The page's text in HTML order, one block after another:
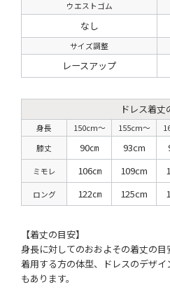
ウエストゴム
なし
サイズ調整
レースアップ
ドレス着丈
身長 150cm〜 155cm〜
膝丈
90㎝ 93cm
ミモレ 106㎝ 109cm
ロング 122㎝ 125cm
【着丈の目安】
身長に対してのおおよその着丈の目
着用する方の体型、ドレスのデザ
もあります。